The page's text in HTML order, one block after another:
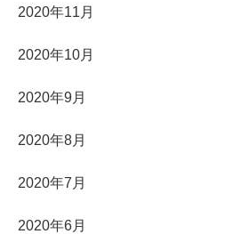
2020年11月
2020年10月
2020年9月
2020年8月
2020年7月
2020年6月